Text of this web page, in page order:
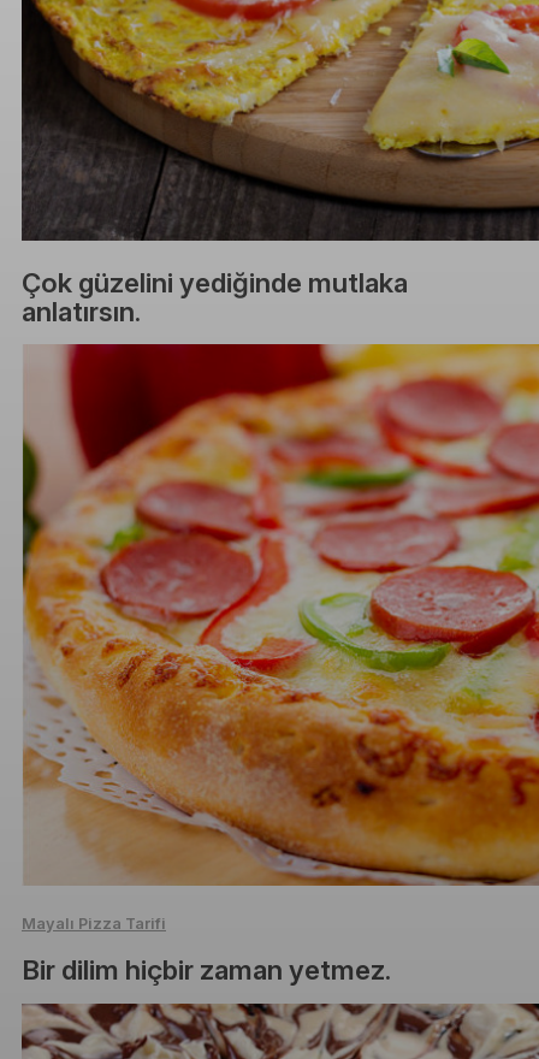
Çok güzelini yediğinde mutlaka
anlatırsın.
Mayalı Pizza Tarifi
Bir dilim hiçbir zaman yetmez.